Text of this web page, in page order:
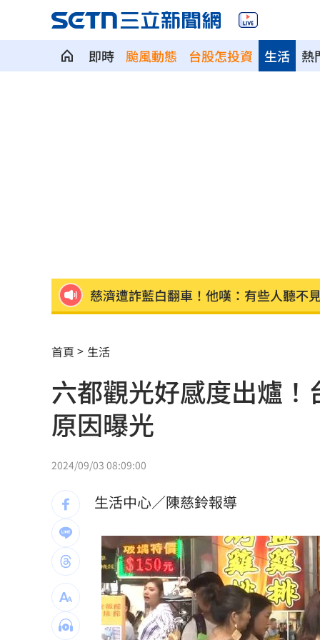
即時 颱風動態 台股怎投資 熱
生活
慈濟遭詐藍白翻車！他嘆：有些人聽不
台中「送肉粽」撞王功漁火節？喪家急
被點名疫苗詐騙幫兇！柯志恩嗆1句網罵
松屋小編：為何大家不來吃？網揭3大問
白海豚勾到台灣陸地 一波波雨帶開炸
盤前／Fed升息警報降 台股反攻關鍵
當年日本捐台AZ疫苗真相曝 專為台灣
美官員：伊朗與阿曼很快就荷莫茲達成
植物人妻獲賠1035萬…尪照顧她卻被岳
首頁 生活
六都觀光好感度出爐
原因曝光
2024/09/03 08:09:00
生活中心／陳慈鈴報導